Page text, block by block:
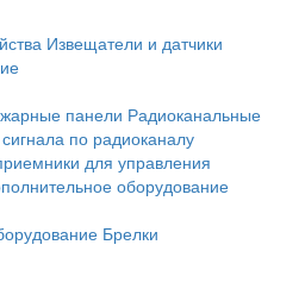
Извещатели и датчики
панели Радиоканальные
по радиоканалу
для управления
оборудование
Брелки